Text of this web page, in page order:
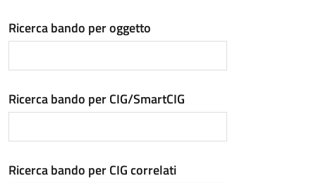
Ricerca bando per oggetto
Ricerca bando per CIG/SmartCIG
Ricerca bando per CIG correlati